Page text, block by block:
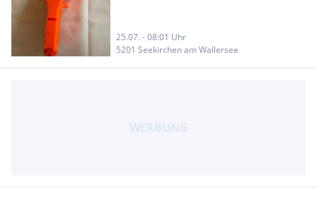
25.07. - 08:01 Uhr
5201 Seekirchen am Wallersee